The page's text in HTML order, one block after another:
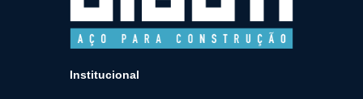
Institucional